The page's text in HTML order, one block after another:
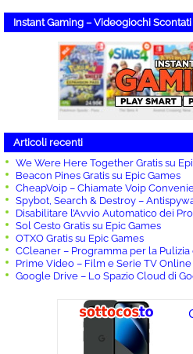
Instant Gaming – Videogiochi Scontati
Articoli recenti
We Were Here Together Gratis su
Beacon Pines Gratis su Epic Games
CheapVoip – Chiamate Voip
Spybot, Search & Destroy –
Disabilitare l’Avvio Automatico dei
Sol Cesto Gratis su Epic Games
OTXO Gratis su Epic Games
CCleaner – Programma per la
Prime Video – Film e Serie TV
Google Drive – Lo Spazio Cloud di